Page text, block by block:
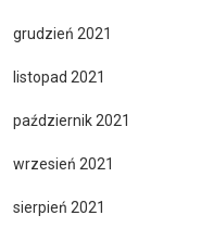
grudzień 2021
listopad 2021
październik 2021
wrzesień 2021
sierpień 2021